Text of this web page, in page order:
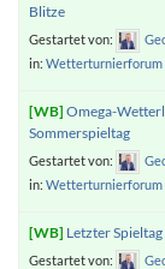
Blitze
Gestartet von:
in: Wetterturnierforum
Omega-
Sommerspieltag
Gestartet von:
in: Wetterturnierforum
Letzter
Gestartet von: